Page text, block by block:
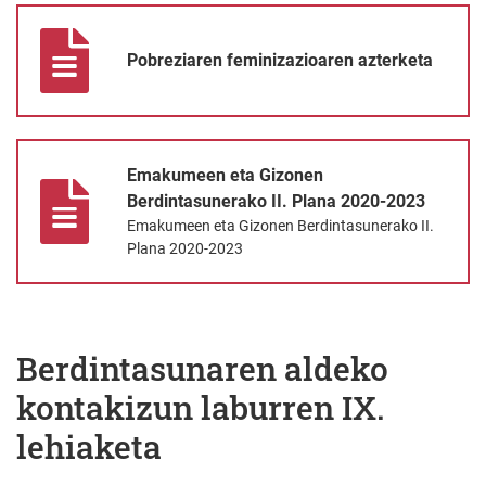
Pobreziaren feminizazioaren azterketa
Emakumeen eta Gizonen
Berdintasunerako II. Plana 2020-2023
Emakumeen eta Gizonen Berdintasunerako II.
Plana 2020-2023
Berdintasunaren aldeko
kontakizun laburren IX.
lehiaketa